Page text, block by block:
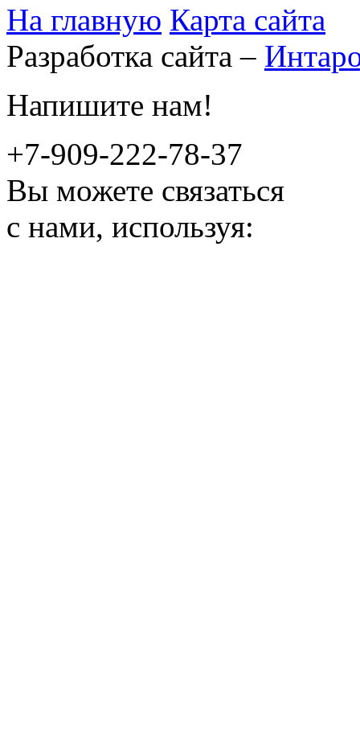
На главную Карта сайта
Разработка сайта –
Напишите нам!
+7-909-222-78-37
Вы можете связаться
с нами, используя: